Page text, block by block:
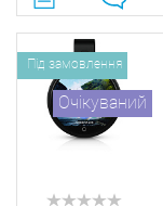
Під замовлення
Очікуваний